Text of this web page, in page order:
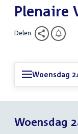
Plenaire
Delen
Woensdag
Woensdag